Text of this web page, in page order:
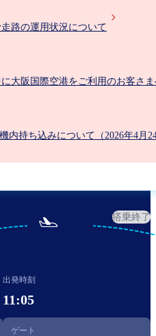
路の運用状況について
大阪国際空港をご利用のお客さ
内持ち込みについて（2026年4月
搭乗終了

出発時刻
11:05
ゲート